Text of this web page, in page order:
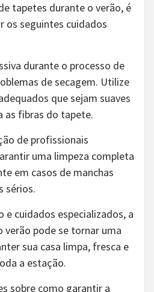
tapetes durante o verão, é
os seguintes cuidados
durante o processo de
de secagem. Utilize
que sejam suaves
as fibras do tapete.
de profissionais
uma limpeza completa
em casos de manchas
sérios.
e cuidados especializados, a
verão pode se tornar uma
sua casa limpa, fresca e
a estação.
sobre como garantir a